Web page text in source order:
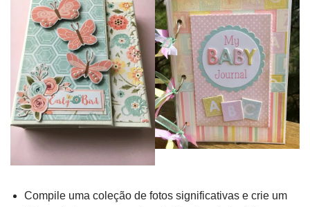
Compile uma coleção de fotos significativas e crie um